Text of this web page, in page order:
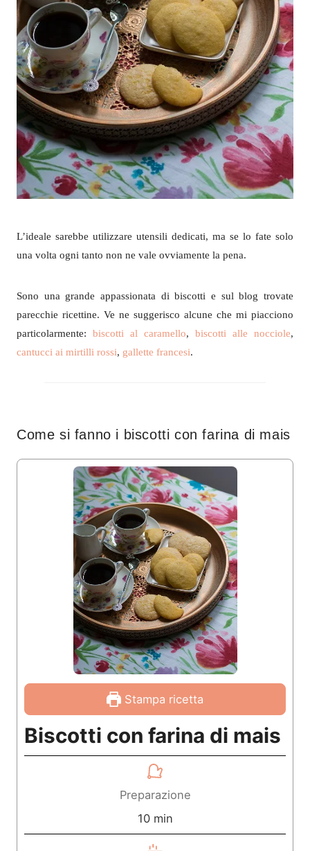
L’ideale sarebbe utilizzare utensili dedicati, ma se lo fate solo
una volta ogni tanto non ne vale ovviamente la pena.
Sono una grande appassionata di biscotti e sul blog trovate
parecchie ricettine. Ve ne suggerisco alcune che mi piacciono
particolarmente: biscotti al caramello, biscotti alle nocciole,
cantucci ai mirtilli rossi, gallette francesi.
Come si fanno i biscotti con farina di mais
Stampa ricetta
Biscotti con farina di mais
Preparazione
10mmin